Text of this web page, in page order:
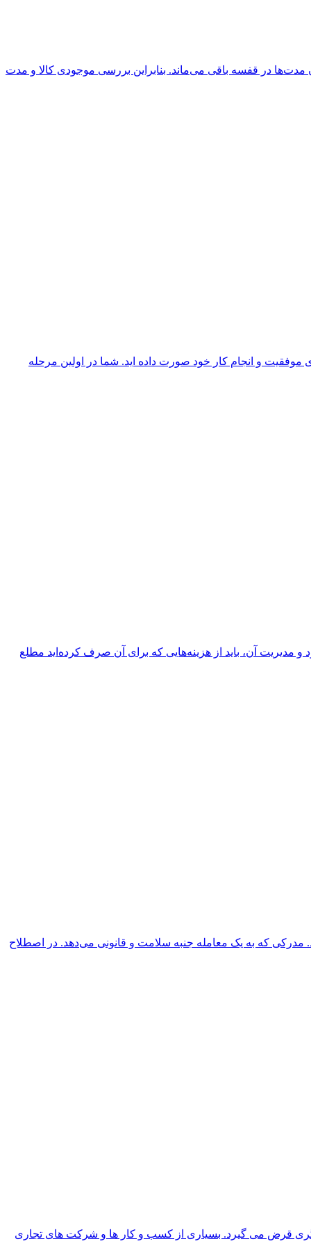
در قفسه باقی می‌ماند. بنابراین بررسی موجودی کالا و مدت
و انجام کار خود صورت داده اید. شما در اولین مرحله
آن، باید از هزینه‌هایی که برای آن صرف کرده‌اید مطلع
که به یک معامله جنبه سلامت و قانونی می‌دهد. در اصطلاح
قرض می گیرد. بسیاری از کسب و کار ها و شرکت های تجاری